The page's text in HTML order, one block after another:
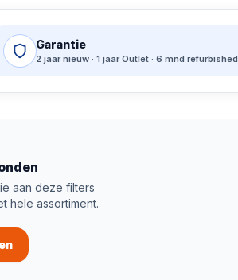
Garantie
2 jaar nieuw · 1 jaar Outlet · 6 mnd refurbished
aan deze filters
hele assortiment.